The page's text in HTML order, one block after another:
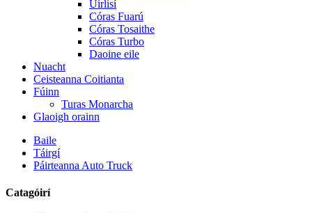
Uirlisí
Córas Fuarú
Córas Tosaithe
Córas Turbo
Daoine eile
Nuacht
Ceisteanna Coitianta
Fúinn
Turas Monarcha
Glaoigh orainn
Baile
Táirgí
Páirteanna Auto Truck
Catagóirí